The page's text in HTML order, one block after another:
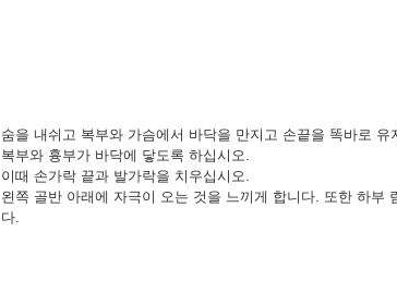
숨을 내쉬고 복부와 가슴에서 바닥을 만지고 손끝을 똑바로 유
복부와 흉부가 바닥에 닿도록 하십시오.
이때 손가락 끝과 발가락을 치우십시오.
왼쪽 골반 아래에 자극이 오는 것을 느끼게 합니다. 또한 하부
다.